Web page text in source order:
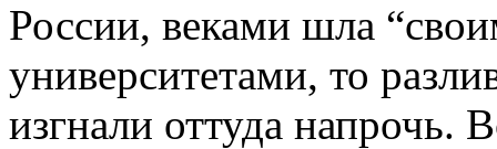
России, веками шла
университетами, то
изгнали оттуда напрочь.